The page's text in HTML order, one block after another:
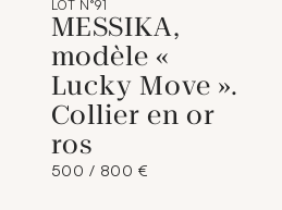
LOT N°91
MESSIKA,
modèle «
Lucky Move ».
Collier en or
ros
500 / 800 €